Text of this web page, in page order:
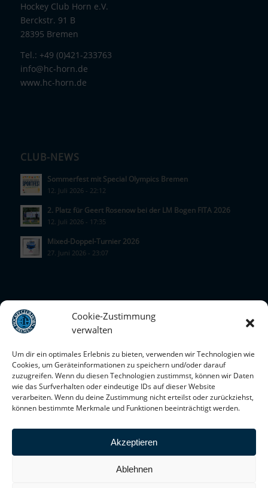
Cookie-Zustimmung
verwalten
Um dir ein optimales Erlebnis zu bieten, verwenden wir Technologien wie
Cookies, um Geräteinformationen zu speichern und/oder darauf
zuzugreifen. Wenn du diesen Technologien zustimmst, können wir Daten
wie das Surfverhalten oder eindeutige IDs auf dieser Website
verarbeiten. Wenn du deine Zustimmung nicht erteilst oder zurückziehst,
können bestimmte Merkmale und Funktionen beeinträchtigt werden.
Akzeptieren
Ablehnen
Hockey Club Horn e.V.
Berckstr. 91 B
28395 Bremen
Tel.: +49 (0)421-233763
info@hc-horn.de
www.hc-horn.de
CLUB-NEWS
Sommerfest mit Special Olympics Bremen
12. Juli 2026 - 22:12
2. Platz für Geert Rosenow bei der LM Bogen FITA 2026
12. Juli 2026 - 17:35
Mixed-Doppel-Turnier 2026
27. Juni 2026 - 23:07
KONTAKT
Berckstr. 91 B
28359 Bremen
Telefon: +49 (0)176 8437 1803
E-Mail:info@hc-horn.de
Facebook:www.facebook.com/Hockeyclubhorn
https://twitter.com/HC_Horn